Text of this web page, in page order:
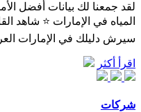
لقد جمعنا لك بيانات أفضل
المياه في الإمارات ⭐ شاهد
سيرش دليلك في الإمارات
اقرأ أكثر
شركات